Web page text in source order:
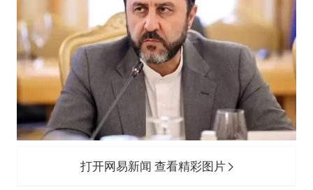
打开网易新闻 查看精彩图片